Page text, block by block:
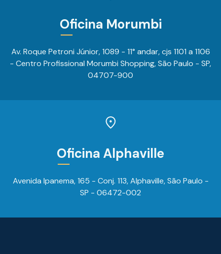
Oficina Morumbi
Av. Roque Petroni Júnior, 1089 - 11° andar, cjs 1101 a 1106
- Centro Profissional Morumbi Shopping, São Paulo - SP,
04707-900
Oficina Alphaville
Avenida Ipanema, 165 - Conj. 113, Alphaville, São Paulo -
SP - 06472-002